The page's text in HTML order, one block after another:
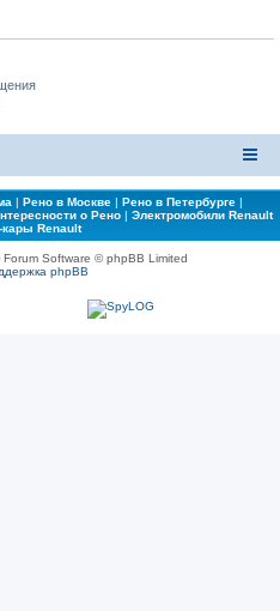
| Рено в Москве | Рено в Петербурге |
о Рено| Электромобили Renault
кары Renault
Forum Software © phpBB Limited
phpBB